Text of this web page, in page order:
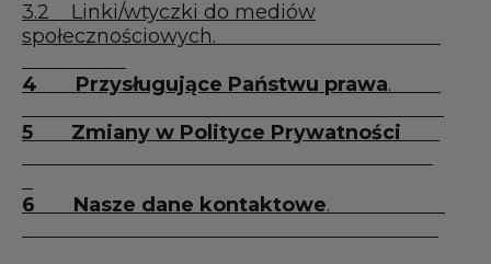
Dołącz do naszej Sieci
3.2 Linki/wtyczki do mediów
społecznościowych.
4
Przysługujące Państwu prawa.
5
Zmiany w Polityce Prywatności
6 Nasze dane kontaktowe.